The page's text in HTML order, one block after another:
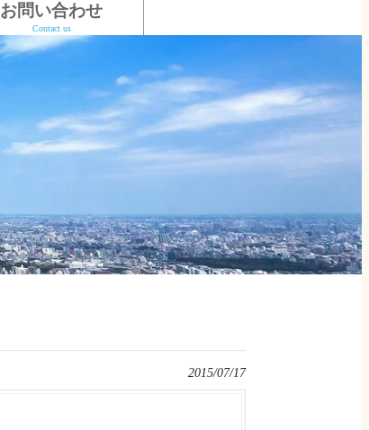
お問い合わせ
Contact us
2015/07/17